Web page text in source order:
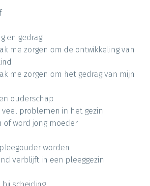
en gedrag
me zorgen om de ontwikkeling van
me zorgen om het gedrag van mijn
ouderschap
veel problemen in het gezin
of word jong moeder
worden
verblijft in een pleeggezin